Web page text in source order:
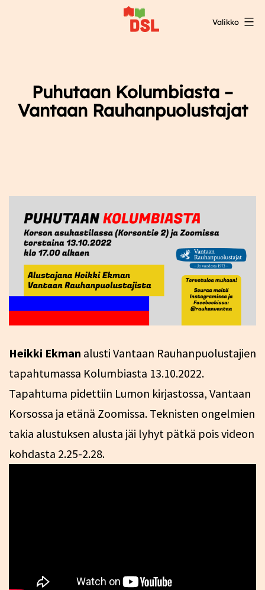
Valikko
Puhutaan Kolumbiasta –
Vantaan Rauhanpuolustajat
Heikki Ekman alusti Vantaan Rauhanpuolustajien
tapahtumassa Kolumbiasta 13.10.2022.
Tapahtuma pidettiin Lumon kirjastossa, Vantaan
Korsossa ja etänä Zoomissa. Teknisten ongelmien
takia alustuksen alusta jäi lyhyt pätkä pois videon
kohdasta 2.25-2.28.